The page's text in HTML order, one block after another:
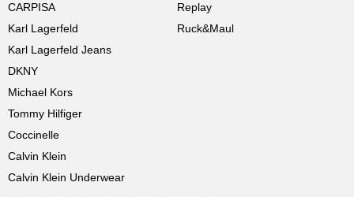
CARPISA
Karl Lagerfeld
Karl Lagerfeld Jeans
DKNY
Michael Kors
Tommy Hilfiger
Coccinelle
Calvin Klein
Calvin Klein Underwear
Replay
Ruck&Maul